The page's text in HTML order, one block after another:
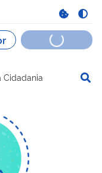
Cidadania